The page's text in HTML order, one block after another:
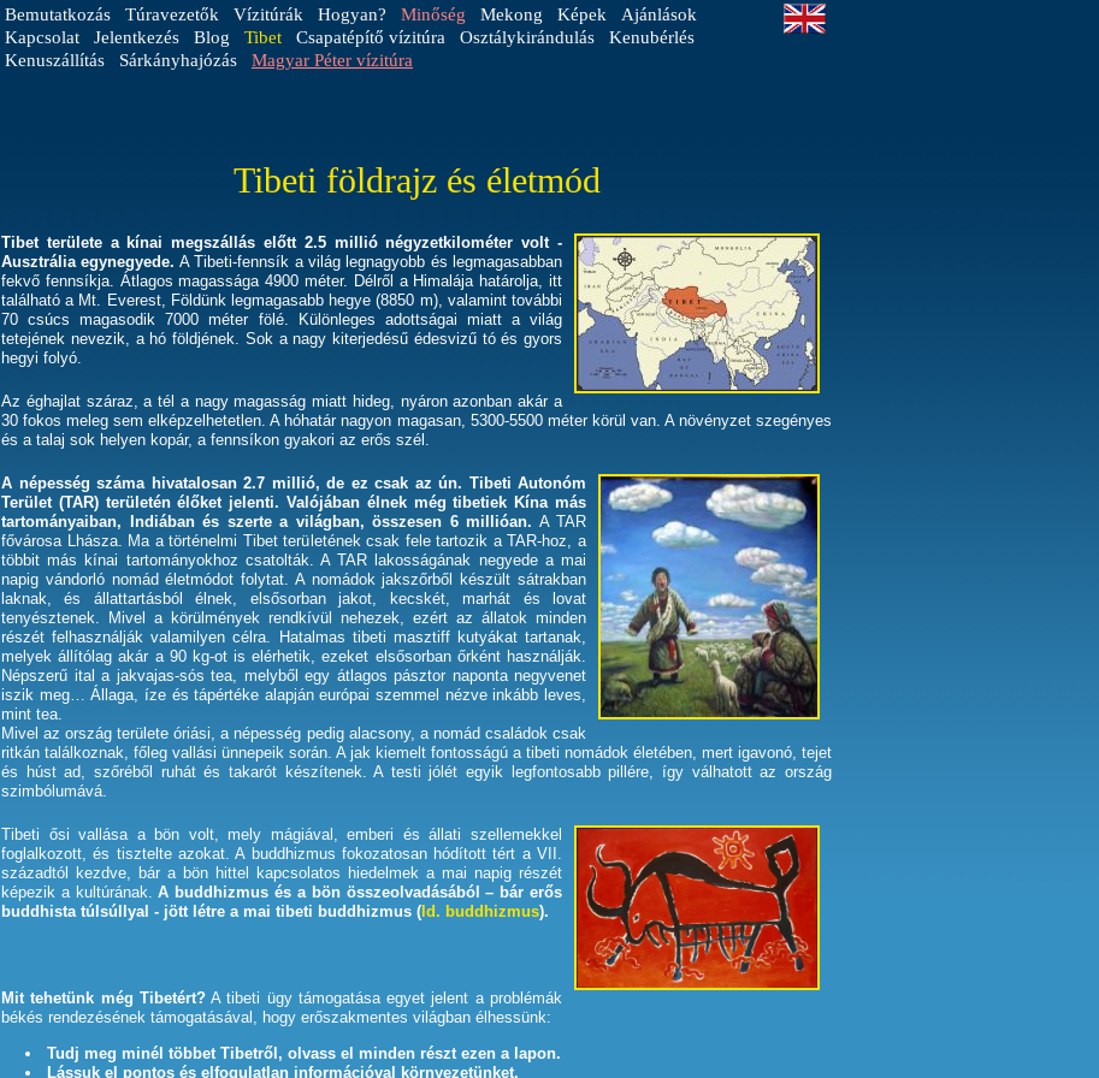
Bemutatkozás Túravezetők Vízitúrák Hogyan? Minőség Mekong Képek
Ajánlások
Kapcsolat
Jelentkezés Blog Tibet Csapatépítő vízitúra Osztálykirándulás
Kenubérlés
Kenuszállítás
Sárkányhajózás Magyar Péter vízitúra
Tibeti földrajz és életmód
Tibet területe a kínai megszállás előtt 2.5 millió négyzetkilométer volt -
Ausztrália egynegyede. A Tibeti-fennsík a világ legnagyobb és legmagasabban
fekvő fennsíkja. Átlagos magassága 4900 méter. Délről a Himalája határolja, itt
található a Mt. Everest, Földünk legmagasabb hegye (8850 m), valamint további
70 csúcs magasodik 7000 méter fölé. Különleges adottságai miatt a világ
tetejének nevezik, a hó földjének. Sok a nagy kiterjedésű édesvizű tó és gyors
hegyi folyó.
Az éghajlat száraz, a tél a nagy magasság miatt hideg, nyáron azonban akár a
30 fokos meleg sem elképzelhetetlen. A hóhatár nagyon magasan, 5300-5500 méter körül van. A növényzet szegényes
és a talaj sok helyen kopár, a fennsíkon gyakori az erős szél.
A népesség száma hivatalosan 2.7 millió, de ez csak az ún. Tibeti Autonóm
Terület (TAR) területén élőket jelenti. Valójában élnek még tibetiek Kína más
tartományaiban, Indiában és szerte a világban, összesen 6 millióan. A TAR
fővárosa Lhásza. Ma a történelmi Tibet területének csak fele tartozik a TAR-hoz, a
többit más kínai tartományokhoz csatolták. A TAR lakosságának negyede a mai
napig vándorló nomád életmódot folytat. A nomádok jakszőrből készült sátrakban
laknak, és állattartásból élnek, elsősorban jakot, kecskét, marhát és lovat
tenyésztenek. Mivel a körülmények rendkívül nehezek, ezért az állatok minden
részét felhasználják valamilyen célra. Hatalmas tibeti masztiff kutyákat tartanak,
melyek állítólag akár a 90 kg-ot is elérhetik, ezeket elsősorban őrként használják.
Népszerű ital a jakvajas-sós tea, melyből egy átlagos pásztor naponta negyvenet
iszik meg… Állaga, íze és tápértéke alapján európai szemmel nézve inkább leves,
mint tea.
Mivel az ország területe óriási, a népesség pedig alacsony, a nomád családok csak
ritkán találkoznak, főleg vallási ünnepeik során. A jak kiemelt fontosságú a tibeti nomádok életében, mert igavonó, tejet
és húst ad, szőréből ruhát és takarót készítenek. A testi jólét egyik legfontosabb pillére, így válhatott az ország
szimbólumává.
Tibeti ősi vallása a bön volt, mely mágiával, emberi és állati szellemekkel
foglalkozott, és tisztelte azokat. A buddhizmus fokozatosan hódított tért a VII.
századtól kezdve, bár a bön hittel kapcsolatos hiedelmek a mai napig részét
képezik a kultúrának.A buddhizmus és a bön összeolvadásából – bár erős
buddhista túlsúllyal - jött létre a mai tibeti buddhizmus ( ld. buddhizmus).
Mit tehetünk még Tibetért?A tibeti ügy támogatása egyet jelent a problémák
békés rendezésének támogatásával, hogy erőszakmentes világban élhessünk:
Tudj meg minél többet Tibetről, olvass el minden részt ezen a lapon.
Lássuk el pontos és elfogulatlan információval környezetünket.